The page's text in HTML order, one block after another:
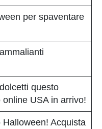
per spaventare
questo
USA in arrivo!
Acquista